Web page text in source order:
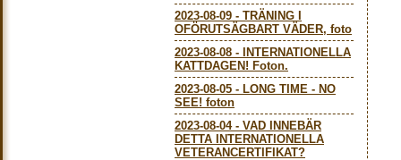
2023-08-09 - TRÄNING I
OFÖRUTSÄGBART VÄDER, foto
2023-08-08 -
INTERNATIONELLA
KATTDAGEN! Foton.
2023-08-05 - LONG TIME - NO
SEE! foton
2023-08-04- VAD INNEBÄR
DETTA INTERNATIONELLA
VETERANCERTIFIKAT?